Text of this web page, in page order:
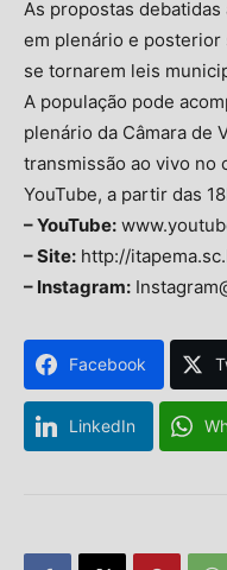
As propostas
em plenário e posterior
se tornarem leis
A população pode
plenário da Câmara de
transmissão ao vivo no
YouTube, a partir das
– YouTube:
– Site: http://
– Instagram:
Facebook
LinkedIn